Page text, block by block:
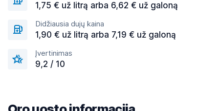
1,75 € už litrą arba 6,62 € už galoną
Didžiausia dujų kaina
1,90 € už litrą arba 7,19 € už galoną
Įvertinimas
9,2 / 10